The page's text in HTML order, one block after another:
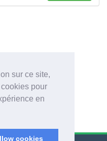
sur ce site,
pour
en
cookies